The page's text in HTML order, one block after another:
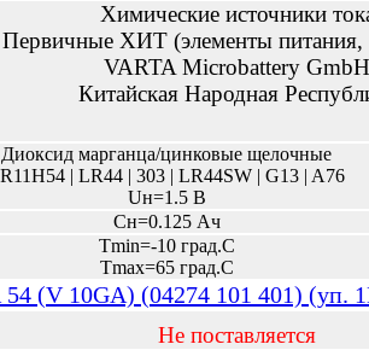
Химические источники
Первичные ХИТ (элементы питания,
VARTA Microbattery GmbH
Китайская Народная
Диоксид марганца/цинковые щелочные
| LR44 | 303 | LR44SW | G13 | A76
Uн=1.5 В
Сн=0.125 Ач
Tmin=-10 град.С
Tmax=65 град.С
54 (V 10GA) (04274 101 401) (уп.
Не поставляется